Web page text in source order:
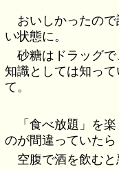
おいしかったの
い状態に。
砂糖はドラッグ
知識としては知っ
て。
「食べ放題」を
のが間違っていたら
空腹で酒を飲むと